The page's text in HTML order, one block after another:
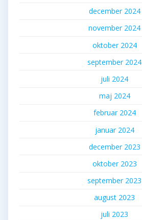
december 2024
november 2024
oktober 2024
september 2024
juli 2024
maj 2024
februar 2024
januar 2024
december 2023
oktober 2023
september 2023
august 2023
juli 2023